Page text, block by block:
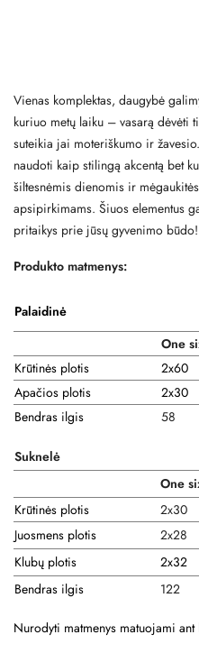
Vienas komplektas, daugybė
kuriuo metų laiku – vasarą dėvėti
suteikia jai moteriškumo ir žavesio.
naudoti kaip stilingą akcentą bet
šiltesnėmis dienomis ir
apsipirkimams. Šiuos elementus
pritaikys prie jūsų gyvenimo
Produkto matmenys:
Palaidinė
One
Krūtinės plotis
2x60
Apačios plotis
2x30
Bendras ilgis
58
Suknelė
One
Krūtinės plotis
2x30
Juosmens plotis
2x28
Klubų plotis
2x32
Bendras ilgis
122
Nurodyti matmenys matuojami